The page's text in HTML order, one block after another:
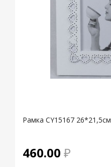
Рамка CY15167 26*21,5см
460.00